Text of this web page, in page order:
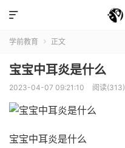

学前教育  正文
宝宝中耳炎是什么
2023-04-07 09:21:10 阅读(313)
宝宝中耳炎是什么